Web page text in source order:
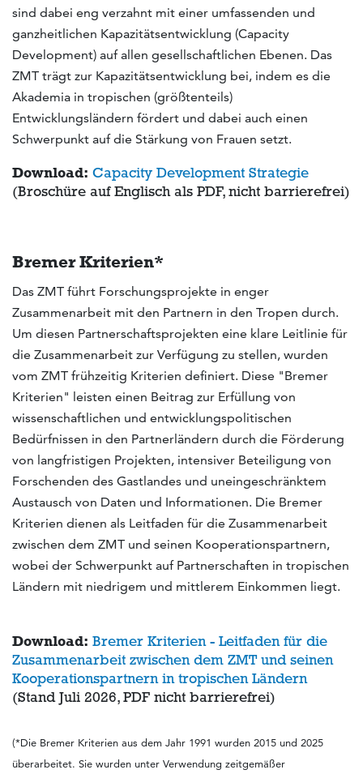
sind dabei eng verzahnt mit einer umfassenden und
ganzheitlichen Kapazitätsentwicklung (Capacity
Development) auf allen gesellschaftlichen Ebenen. Das
ZMT trägt zur Kapazitätsentwicklung bei, indem es die
Akademia in tropischen (größtenteils)
Entwicklungsländern fördert und dabei auch einen
Schwerpunkt auf die Stärkung von Frauen setzt.
Download: Capacity Development Strategie
(Broschüre auf Englisch als PDF, nicht barrierefrei)
Bremer Kriterien*
Das ZMT führt Forschungsprojekte in enger
Zusammenarbeit mit den Partnern in den Tropen durch.
Um diesen Partnerschaftsprojekten eine klare Leitlinie für
die Zusammenarbeit zur Verfügung zu stellen, wurden
vom ZMT frühzeitig Kriterien definiert. Diese "Bremer
Kriterien" leisten einen Beitrag zur Erfüllung von
wissenschaftlichen und entwicklungspolitischen
Bedürfnissen in den Partnerländern durch die Förderung
von langfristigen Projekten, intensiver Beteiligung von
Forschenden des Gastlandes und uneingeschränktem
Austausch von Daten und Informationen. Die Bremer
Kriterien dienen als Leitfaden für die Zusammenarbeit
zwischen dem ZMT und seinen Kooperationspartnern,
wobei der Schwerpunkt auf Partnerschaften in tropischen
Ländern mit niedrigem und mittlerem Einkommen liegt.
Download: Bremer Kriterien - Leitfaden für die
Zusammenarbeit zwischen dem ZMT und seinen
Kooperationspartnern in tropischen Ländern
(Stand Juli 2026, PDF nicht barrierefrei)
(*Die Bremer Kriterien aus dem Jahr 1991 wurden 2015 und 2025
überarbeitet. Sie wurden unter Verwendung zeitgemäßer